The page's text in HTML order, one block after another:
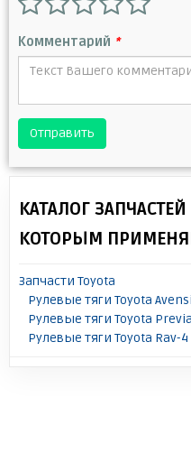
Комментарий *
Отправить
КАТАЛОГ
КОТОРЫМ
Запчасти Toyota
Рулевые тяги Toyota
Рулевые тяги Toyota Previa
Рулевые тяги Toyota Rav-4